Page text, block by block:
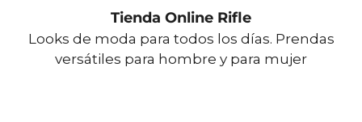
Tienda Online Rifle
Looks de moda para todos los días. Prendas
versátiles para hombre y para mujer